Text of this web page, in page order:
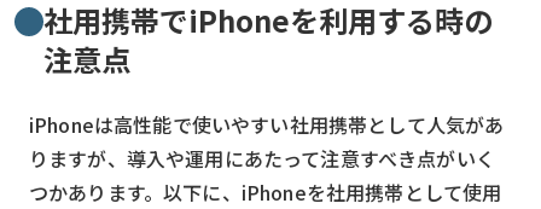
社用携帯でiPhoneを利用する時の
注意点
iPhoneは高性能で使いやすい社用携帯として人気があ
りますが、導入や運用にあたって注意すべき点がいく
つかあります。以下に、iPhoneを社用携帯として使用